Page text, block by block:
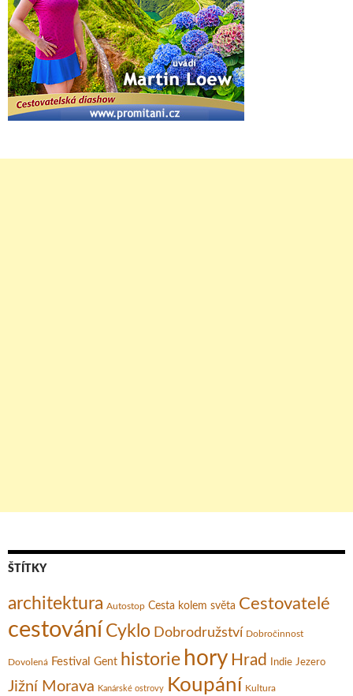
ŠTÍTKY
architektura Autostop Cesta kolem světa Cestovatelé
cestování Cyklo Dobrodružství Dobročinnost
Dovolená Festival Gent historie hory Hrad Indie Jezero
Jižní Morava Kanárské ostrovy Koupání Kultura